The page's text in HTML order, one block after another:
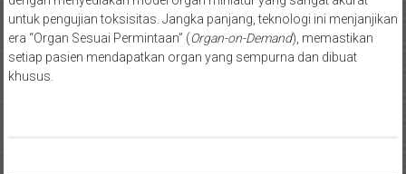
untuk pengujian toksisitas. Jangka panjang, teknologi ini menjanjikan
era “Organ Sesuai Permintaan” (Organ-on-Demand), memastikan
setiap pasien mendapatkan organ yang sempurna dan dibuat
khusus.